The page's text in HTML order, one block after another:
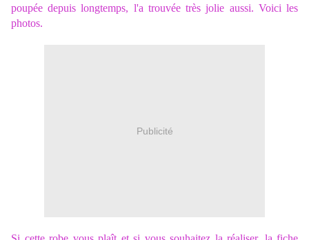
poupée depuis longtemps, l'a trouvée très jolie aussi. Voici les
photos.
Publicité